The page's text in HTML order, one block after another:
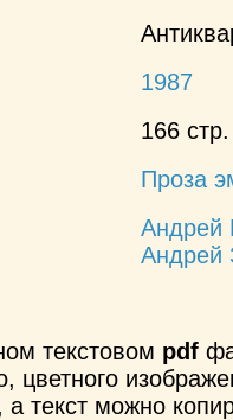
1987
166 стр.
Проза
Андрей
Андрей
текстовом pdf
текст можно